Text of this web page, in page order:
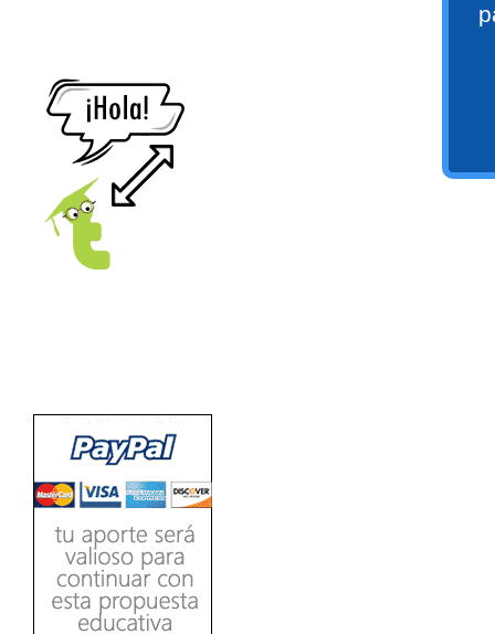
[Ingresar]
Ver/Ocultar temario
Propiedades de los reales (R) Ξ
Aplicación y operaciones con los
reales (R) Ξ Propiedades de los
factorización Ξ División de
polinomios Ξ Método cociente
residuo Ξ División sintética.
>> Ingresar YA a este tutorial